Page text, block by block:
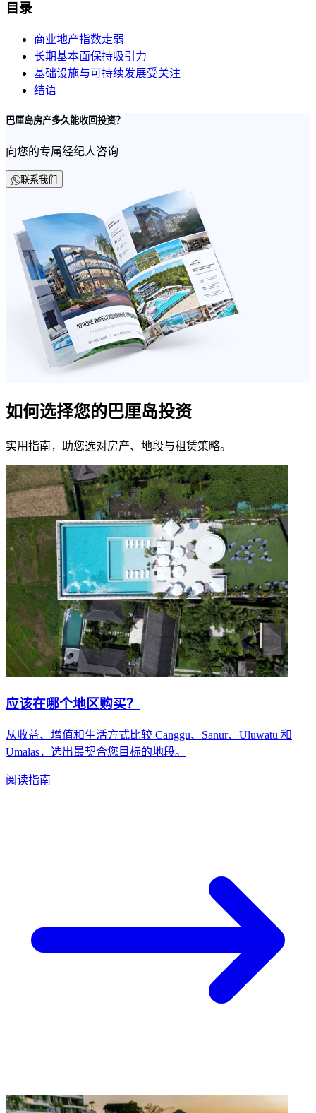
目录
商业地产指数走弱
长期基本面保持吸引力
基础设施与可持续发展受关注
结语
巴厘岛房产多久能收回投资？
向您的专属经纪人咨询
联系我们
如何选择您的巴厘岛投资
实用指南，助您选对房产、地段与租赁策略。
应该在哪个地区购买？
从收益、增值和生活方式比较 Canggu、Sanur、Uluwatu 和
Umalas，选出最契合您目标的地段。
阅读指南